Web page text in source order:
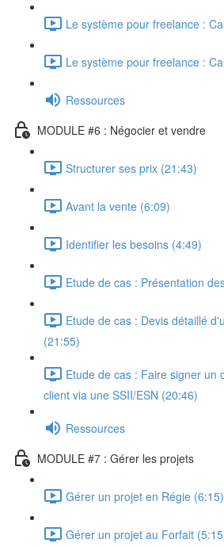
Le système pour freelance :
Le système pour freelance :
Ressources
MODULE #6 : Négocier et vendre
Structurer ses prix (21:43)
Avant la vente (6:09)
Identifier les besoins (4:49)
Etude de cas : Présentation
Etude de cas : Devis détaillé
(21:55)
Etude de cas : Faire signer un
client via une SSII/ESN (20:46)
Ressources
MODULE #7 : Gérer les projets
Gérer un projet en Régie (6:15)
Gérer un projet au Forfait